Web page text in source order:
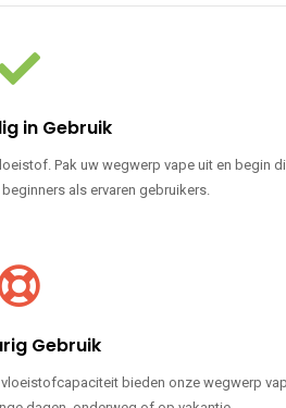
in Gebruik
Pak uw wegwerp vape uit en begin
als ervaren gebruikers.
Gebruik
bieden onze wegwerp